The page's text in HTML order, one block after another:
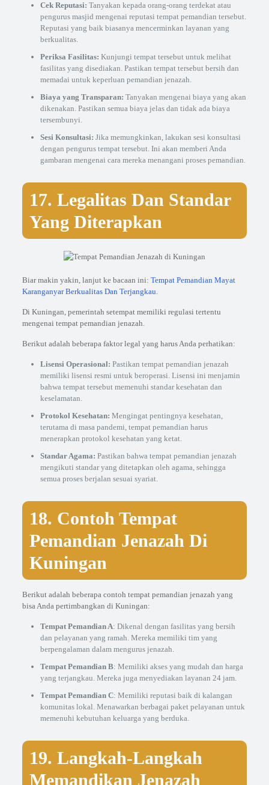
Cek Reputasi: Tanyakan kepada orang-orang terdekat atau
pengurus masjid mengenai reputasi tempat pemandian tersebut.
Reputasi yang baik biasanya mencerminkan layanan yang
berkualitas.
Periksa Fasilitas: Kunjungi tempat tersebut untuk melihat
fasilitas yang disediakan. Pastikan tempat tersebut bersih dan
memadai untuk keperluan pemandian jenazah.
Biaya yang Transparan: Tanyakan mengenai biaya yang akan
dikenakan. Pastikan semua biaya jelas dan tidak ada biaya
tersembunyi.
Sesi Konsultasi: Jika memungkinkan, lakukan sesi konsultasi
dengan pengurus tempat tersebut. Ini akan memberi Anda
gambaran mengenai cara mereka menangani proses pemandian.
17. Legalitas Dan Standar
Yang Diterapkan
Biar makin yakin, lanjut ke bacaan ini: Tempat Pemandian Mayat
Karanganyar Berkualitas Dan Terjangkau.
Di Kuningan, pemerintah setempat memiliki regulasi tertentu
mengenai tempat pemandian jenazah.
Berikut adalah beberapa faktor legal yang harus Anda perhatikan:
Lisensi Operasional: Pastikan tempat pemandian jenazah
memiliki lisensi resmi untuk beroperasi. Lisensi ini menjamin
bahwa tempat tersebut memenuhi standar kesehatan dan
keselamatan.
Protokol Kesehatan: Mengingat pentingnya kesehatan,
terutama di masa pandemi, tempat pemandian harus
menerapkan protokol kesehatan yang ketat.
Standar Agama: Pastikan bahwa tempat pemandian jenazah
mengikuti standar yang ditetapkan oleh agama, sehingga
semua proses berjalan sesuai syariat.
18. Contoh Tempat
Pemandian Jenazah Di
Kuningan
Berikut adalah beberapa contoh tempat pemandian jenazah yang
bisa Anda pertimbangkan di Kuningan:
Tempat Pemandian A: Dikenal dengan fasilitas yang bersih
dan pelayanan yang ramah. Mereka memiliki tim yang
berpengalaman dalam mengurus jenazah.
Tempat Pemandian B: Memiliki akses yang mudah dan harga
yang terjangkau. Mereka juga menyediakan layanan 24 jam.
Tempat Pemandian C: Memiliki reputasi baik di kalangan
komunitas lokal. Menawarkan berbagai paket pelayanan untuk
memenuhi kebutuhan keluarga yang berduka.
19. Langkah-Langkah
Memandikan Jenazah